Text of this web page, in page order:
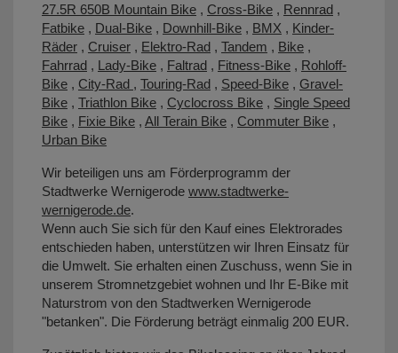
27.5R 650B Mountain Bike , Cross-Bike , Rennrad ,
Fatbike , Dual-Bike , Downhill-Bike , BMX , Kinder-
Räder , Cruiser , Elektro-Rad , Tandem , Bike ,
Fahrrad , Lady-Bike , Faltrad , Fitness-Bike , Rohloff-
Bike , City-Rad , Touring-Rad , Speed-Bike , Gravel-
Bike , Triathlon Bike , Cyclocross Bike , Single Speed
Bike , Fixie Bike , All Terain Bike , Commuter Bike ,
Urban Bike
Wir beteiligen uns am Förderprogramm der
Stadtwerke Wernigerode www.stadtwerke-
wernigerode.de.
Wenn auch Sie sich für den Kauf eines Elektrorades
entschieden haben, unterstützen wir Ihren Einsatz für
die Umwelt. Sie erhalten einen Zuschuss, wenn Sie in
unserem Stromnetzgebiet wohnen und Ihr E-Bike mit
Naturstrom von den Stadtwerken Wernigerode
"betanken". Die Förderung beträgt einmalig 200 EUR.